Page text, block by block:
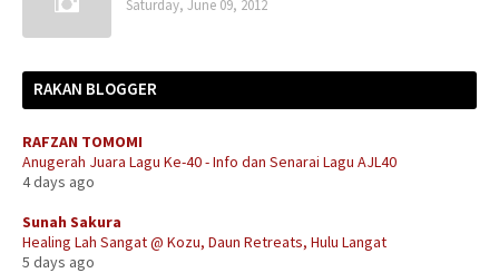
Saturday, June 09, 2012
RAKAN BLOGGER
RAFZAN TOMOMI
Anugerah Juara Lagu Ke-40 - Info dan Senarai Lagu AJL40
4 days ago
Sunah Sakura
Healing Lah Sangat @ Kozu, Daun Retreats, Hulu Langat
5 days ago